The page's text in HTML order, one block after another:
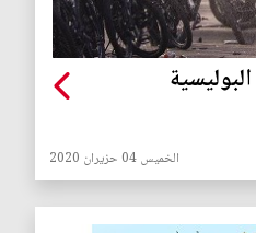
الخميس 04 حزيران 2020